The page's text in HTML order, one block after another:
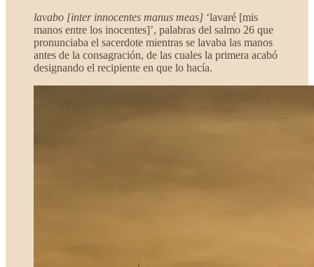
lavabo [inter innocentes manus meas] ‘lavaré [mis
manos entre los inocentes]’, palabras del salmo 26 que
pronunciaba el sacerdote mientras se lavaba las manos
antes de la consagración, de las cuales la primera acabó
designando el recipiente en que lo hacía.